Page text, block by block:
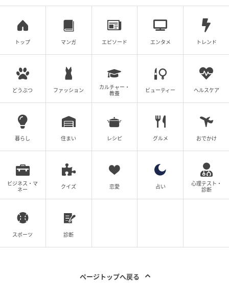
トップ マンガ エピソード エンタメ トレンド
どうぶつ ファッション
カルチャー・
教養
ビューティー ヘルスケア
暮らし 住まい レシピ グルメ おでかけ
ビジネス・マ
ネー
クイズ 恋愛 占い
心理テスト・
診断
スポーツ 診断
ページトップへ戻る